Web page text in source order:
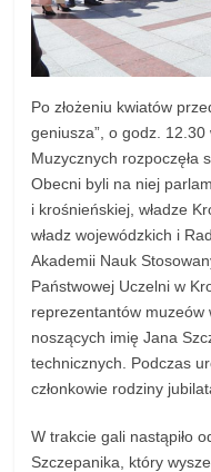
Po złożeniu kwiatów
geniusza”, o godz. 12.30
Muzycznych rozpoczęła
Obecni byli na niej
i krośnieńskiej, władze
władz wojewódzkich i
Akademii Nauk
Państwowej Uczelni w
reprezentantów muzeów
noszących imię Jana
technicznych. Podczas
członkowie rodziny
W trakcie gali nastąpiło
Szczepanika, który